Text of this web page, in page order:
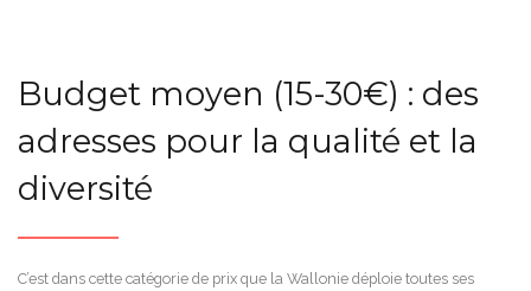
Budget moyen (15-30€) : des
adresses pour la qualité et la
diversité
C’est dans cette catégorie de prix que la Wallonie déploie toutes ses